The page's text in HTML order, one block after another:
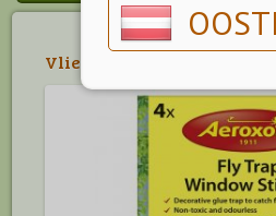
Vliegen